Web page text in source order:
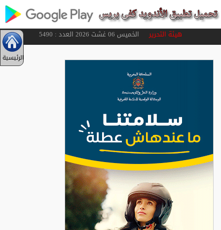
هيئة التحريرالخميس 06 غشت 2026 العدد : 5490
الرئيسية